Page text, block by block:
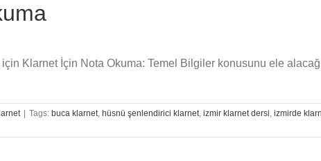
Klarnet İçin Nota Okuma: Temel Bilgiler konusunu ele
| Tags: buca klarnet hüsnü şenlendirici klarnet izmir klarnet dersi izmirde